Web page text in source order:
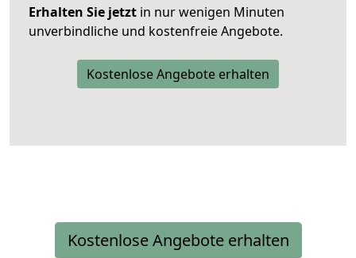
Erhalten Sie jetzt in nur wenigen Minuten
unverbindliche und kostenfreie Angebote.
Kostenlose Angebote erhalten
Kostenlose Angebote erhalten